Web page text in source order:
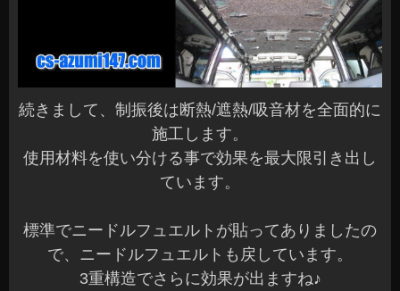
続きまして、制振後は断熱/遮熱/吸音材を全面的に
施工します。
使用材料を使い分ける事で効果を最大限引き出し
ています。
標準でニードルフュエルトが貼ってありましたの
で、ニードルフュエルトも戻しています。
3重構造でさらに効果が出ますね♪